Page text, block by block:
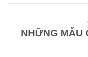
NHỮNG MẪU